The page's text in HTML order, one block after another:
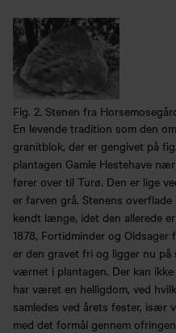
Fig. 2. Stenen fra
En levende tradition som den
granitblok, der er gengivet på
plantagen Gamle Hestehave
fører over til Turø. Den er lige
er farven grå. Stenens
kendt længe, idet den allerede
1878, Fortidminder og Oldsager
er den gravet fri og ligger nu på
værnet i plantagen. Der kan
har været en helligdom, ved
samledes ved årets fester, især
med det formål gennem